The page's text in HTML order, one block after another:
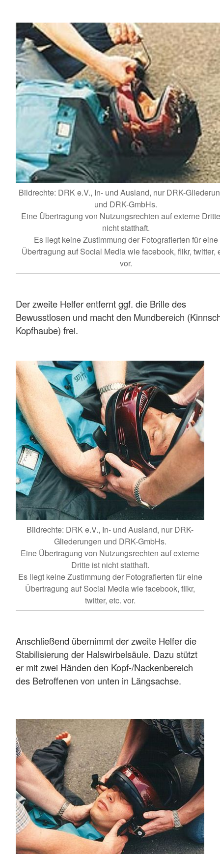
Bildrechte: DRK e.V., In- und Ausland, nur DRK-
und DRK-GmbHs.
Eine Übertragung von Nutzungsrechten auf externe
nicht statthaft.
Es liegt keine Zustimmung der Fotografierten für eine
Übertragung auf Social Media wie facebook, flikr, twitter,
vor.
Der zweite Helfer entfernt ggf. die Brille des
Bewusstlosen und macht den Mundbereich
Kopfhaube) frei.
Bildrechte: DRK e.V., In- und Ausland, nur DRK-
Gliederungen und DRK-GmbHs.
Eine Übertragung von Nutzungsrechten auf externe
Dritte ist nicht statthaft.
Es liegt keine Zustimmung der Fotografierten für eine
Übertragung auf Social Media wie facebook, flikr,
twitter, etc. vor.
Anschließend übernimmt der zweite Helfer die
Stabilisierung der Halswirbelsäule. Dazu stützt
er mit zwei Händen den Kopf-/Nackenbereich
des Betroffenen von unten in Längsachse.